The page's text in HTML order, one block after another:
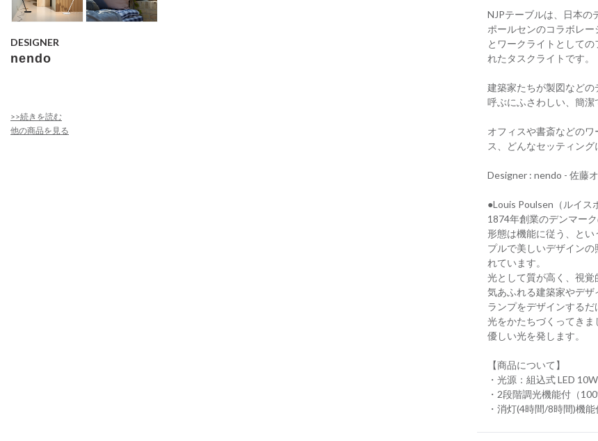
DESIGNER
nendo
>>続きを読む
他の商品を見る
NJPテーブルは、日本の
ポールセンのコラボレー
とワークライトとして
れたタスクライトです。
建築家たちが製図など
呼ぶにふさわしい、簡潔
オフィスや書斎などの
ス、どんなセッティング
Designer : nendo - 佐藤
●Louis Poulsen（ルイス
1874年創業のデンマー
形態は機能に従う、と
プルで美しいデザイン
れています。
光として質が高く、視
気あふれる建築家やデ
ランプをデザインする
光をかたちづくってき
優しい光を発します。
【商品について】
・光源：組込式 LED
・2段階調光機能付（
・消灯(4時間/8時間)機能